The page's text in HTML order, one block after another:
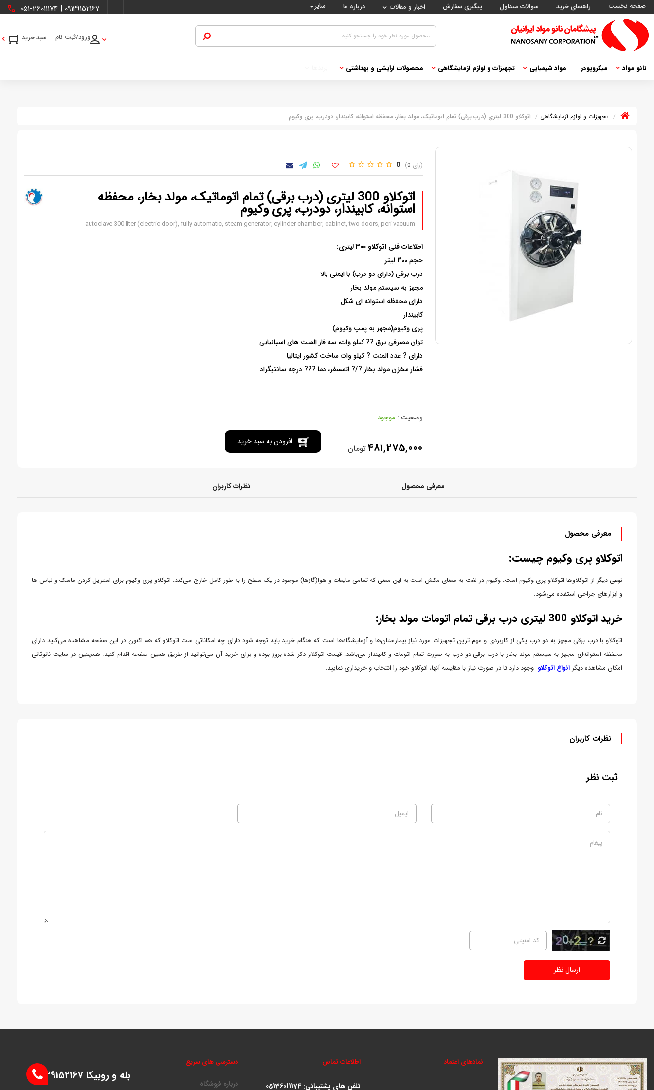
صفحه نخست راهنمای خرید سوالات متداول پیگیری سفارش اخبار و مقالات درباره ما سایر 09129152167
|
051-36011174
ورود/ثبت نام
نانو مواد میکروپودر مواد شیمیایی تجهیزات و لوازم آزمایشگاهی محصولات آرایشی و بهداشتی
تجهیزات و لوازم آزمایشگاهی اتوکلاو 300 لیتری (درب برقی) تمام اتوماتیک، مولد بخار، محفظه استوانه، کابیندار، دودرب، پری وکیوم
0 0
اتوکلاو 300 لیتری (درب برقی) تمام اتوماتیک، مولد بخار، محفظه
استوانه، کابیندار، دودرب، پری وکیوم
autoclave 300 liter (electric door), fully automatic, steam generator, cylinder chamber, cabinet, two doors, peri vacuum
اطلاعات فنی اتوکلاو 300 لیتری:
حجم 300 لیتر
درب برقی (دارای دو درب) با ایمنی بالا
مجهز به سیستم مولد بخار
دارای محفظه استوانه ای شکل
کابیندار
پری وکیوم(مجهز به پمپ وکیوم)
توان مصرفی برق ?? کیلو وات، سه فاز المنت های اسپانیایی
دارای ? عدد المنت ? کیلو وات ساخت کشور ایتالیا
فشار مخزن مولد بخار ?/? اتمسفر، دما ??? درجه سانتیگراد
وضعیت : موجود
481,275,000تومان
افزودن به سبد خرید
معرفی محصول نظرات کاربران
معرفی محصول
اتوکلاو پری وکیوم چیست:
نوعی دیگر از اتوکلاوها اتوکلاو پری وکیوم است، وکیوم در لغت به معنای مکش است به این معنی که تمامی مایعات و هوا(گازها) موجود در یک سطح را به طور کامل خارج می‌کند، اتوکلاو پری وکیوم برای استریل کردن ماسک و لباس ها
و ابزارهای جراحی استفاده می‌شود.
خرید اتوکلاو 300 لیتری درب برقی تمام اتومات مولد بخار:
اتوکلاو با درب برقی مجهز به دو درب یکی از کاربردی و مهم ترین تجهیزات مورد نیاز بیمارستان‌ها و آزمایشگاه‌ها است که هنگام خرید باید توجه شود دارای چه امکاناتی ست اتوکلاو که هم اکنون در این صفحه مشاهده می‌کنید دارای
محفظه استوانه‌ای مجهز به سیستم مولد بخار با درب برقی دو درب به صورت تمام اتومات و کابیندار می‌باشد، قیمت اتوکلاو ذکر شده بروز بوده و برای خرید آن می‌توانید از طریق همین صفحه اقدام کنید. همچنین در سایت نانوثانی
امکان مشاهده دیگر انواع اتوکلاو وجود دارد تا در صورت نیاز با مقایسه آنها، اتوکلاو خود را انتخاب و خریداری نمایید.
نظرات کاربران
ثبت نظر
ارسال نظر
نمادهای اعتماد اطلاعات تماس
تلفن های پشتیبانی: 05136011174
دسترسی های سریع
درباره فروشگاه
بله و روبیکا 09129152167